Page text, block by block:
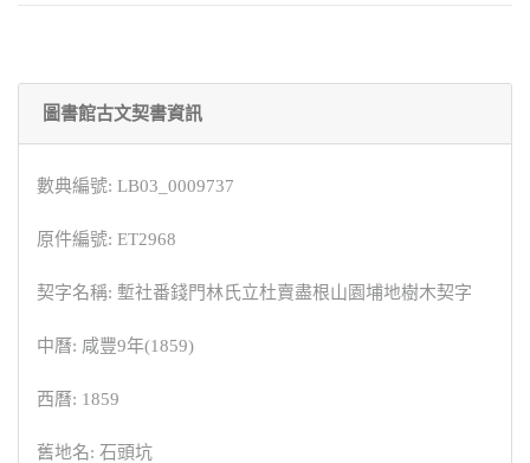
圖書館古文契書資訊
數典編號: LB03_0009737
原件編號: ET2968
契字名稱: 塹社番錢門林氏立杜賣盡根山園埔地樹木契字
中曆: 咸豐9年(1859)
西曆: 1859
舊地名: 石頭坑